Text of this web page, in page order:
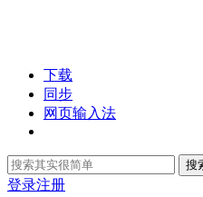
下载
同步
网页输入法
搜
登录注册